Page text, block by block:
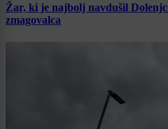
Žar, ki je najbolj navdušil
zmagovalca